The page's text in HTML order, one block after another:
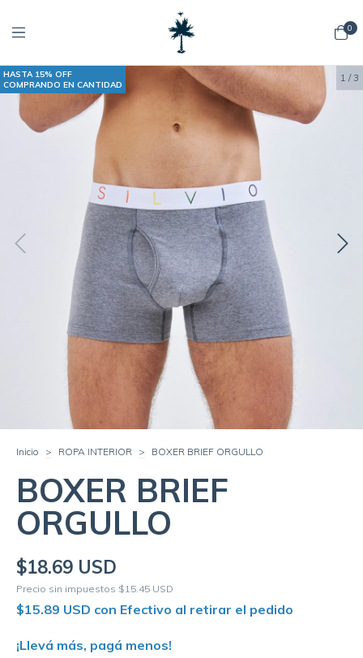
0
HASTA 15% OFF
COMPRANDO EN CANTIDAD
1 /3
Inicio > ROPA INTERIOR > BOXER BRIEF ORGULLO
BOXER BRIEF
ORGULLO
$18.69 USD
Precio sin impuestos $15.45 USD
$15.89 USD con Efectivo al retirar el pedido
¡Llevá más, pagá menos!